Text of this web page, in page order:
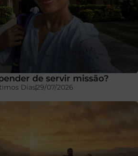
de servir missão?
Dias29/07/2026